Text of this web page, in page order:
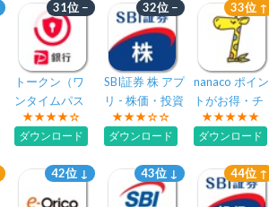
31位 −
トークン（ワ
ンタイムパス
ワード） -
PayPay銀行
ダウンロード
32位 −
SBI証券 株 アプ
リ - 株価・投資
情報
ダウンロード
33位 ↑
nanaco ポイン
トがお得・チ
ャージできる
電子マネー/決
ダウンロード
42位 ↓ 43位 ↓ 44位 ↑